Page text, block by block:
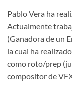
Pablo Vera ha
Actualmente
(Ganadora de un
la cual ha
como roto/prep
compositor de